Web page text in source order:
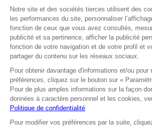
Tous droits réservés © Autobacs
Mentions légales RGPD
Cookies CGV
Facebook